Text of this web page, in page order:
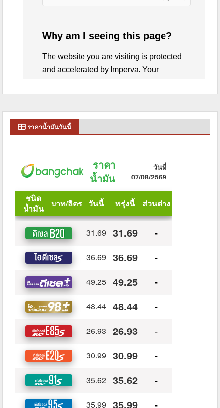
ราคาน้ำมันวันนี้